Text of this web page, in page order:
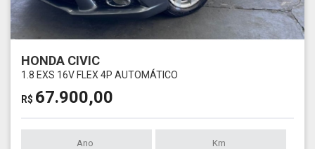
HONDA CIVIC
1.8 EXS 16V FLEX 4P AUTOMÁTICO
R$ 67.900,00
Ano Km